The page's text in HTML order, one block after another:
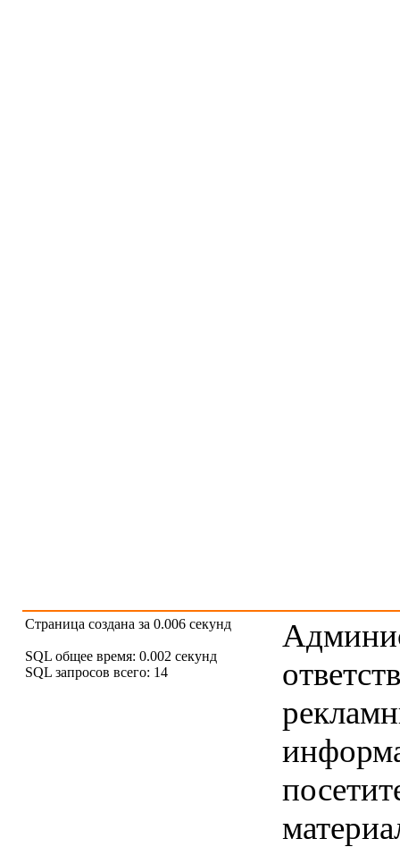
Страница создана за 0.006 секунд
SQL общее время: 0.002 секунд
SQL запросов всего: 14